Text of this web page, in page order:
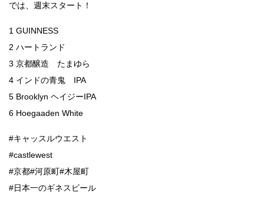
では、週末スタート！
1 GUINNESS
2 ハートランド
3 京都醸造 たまゆら
4 インドの青鬼 IPA
5 Brooklyn ヘイジーIPA
6 Hoegaaden White
#キャッスルウエスト
#castlewest
#京都#河原町#木屋町
#日本一のギネスビール